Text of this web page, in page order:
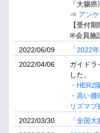
「大腸
⇒ アン
【受付
※会員施
2022/06/09
「2022
2022/04/06
ガイドラ
した。
・HER2
・高い
リズマブ
2022/03/30
「全国